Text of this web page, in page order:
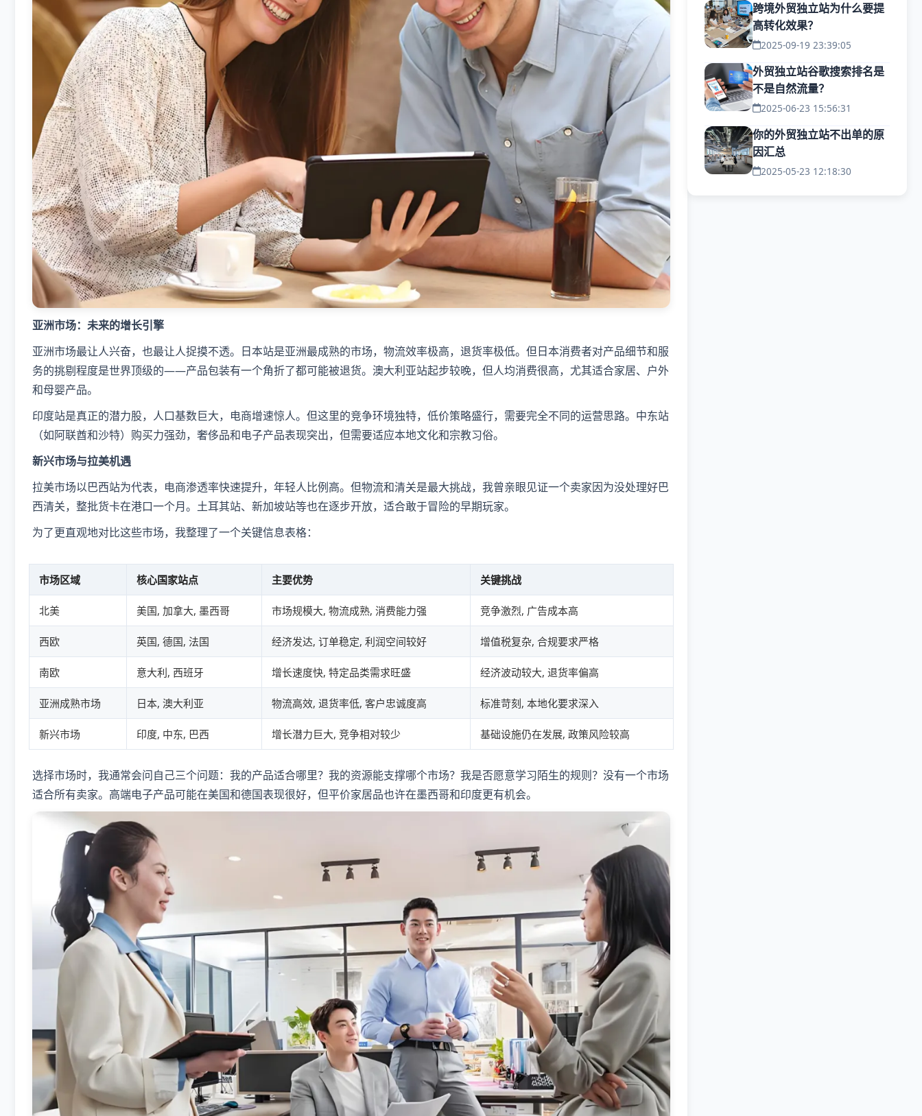
​亚洲市场：未来的增长引擎​
亚洲市场最让人兴奋，也最让人捉摸不透。日本站是亚洲最成熟的市场，物流效率极高，退货率极低。但日本消费者对产品细节和服
务的挑剔程度是世界顶级的——产品包装有一个角折了都可能被退货。澳大利亚站起步较晚，但人均消费很高，尤其适合家居、户外
和母婴产品。
印度站是真正的潜力股，人口基数巨大，电商增速惊人。但这里的竞争环境独特，低价策略盛行，需要完全不同的运营思路。中东站
（如阿联酋和沙特）购买力强劲，奢侈品和电子产品表现突出，但需要适应本地文化和宗教习俗。
​新兴市场与拉美机遇​
拉美市场以巴西站为代表，电商渗透率快速提升，年轻人比例高。但物流和清关是最大挑战，我曾亲眼见证一个卖家因为没处理好巴
西清关，整批货卡在港口一个月。土耳其站、新加坡站等也在逐步开放，适合敢于冒险的早期玩家。
为了更直观地对比这些市场，我整理了一个关键信息表格：
市场区域 核心国家站点 主要优势 关键挑战
北美 美国, 加拿大, 墨西哥 市场规模大, 物流成熟, 消费能力强 竞争激烈, 广告成本高
西欧 英国, 德国, 法国 经济发达, 订单稳定, 利润空间较好 增值税复杂, 合规要求严格
南欧 意大利, 西班牙 增长速度快, 特定品类需求旺盛 经济波动较大, 退货率偏高
亚洲成熟市场 日本, 澳大利亚 物流高效, 退货率低, 客户忠诚度高 标准苛刻, 本地化要求深入
新兴市场 印度, 中东, 巴西 增长潜力巨大, 竞争相对较少 基础设施仍在发展, 政策风险较高
选择市场时，我通常会问自己三个问题：我的产品适合哪里？我的资源能支撑哪个市场？我是否愿意学习陌生的规则？没有一个市场
适合所有卖家。高端电子产品可能在美国和德国表现很好，但平价家居品也许在墨西哥和印度更有机会。
跨境外贸独立站为什么要提
高转化效果？
2025-09-19 23:39:05
外贸独立站谷歌搜索排名是
不是自然流量？
2025-06-23 15:56:31
你的外贸独立站不出单的原
因汇总
2025-05-23 12:18:30